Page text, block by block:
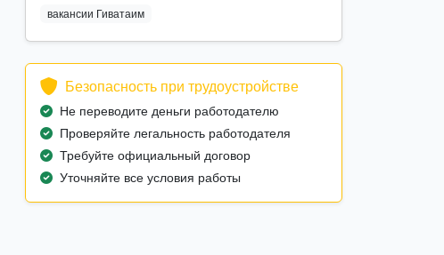
вакансии Гиватаим
Безопасность при трудоустройстве
Не переводите деньги работодателю
Проверяйте легальность работодателя
Требуйте официальный договор
Уточняйте все условия работы